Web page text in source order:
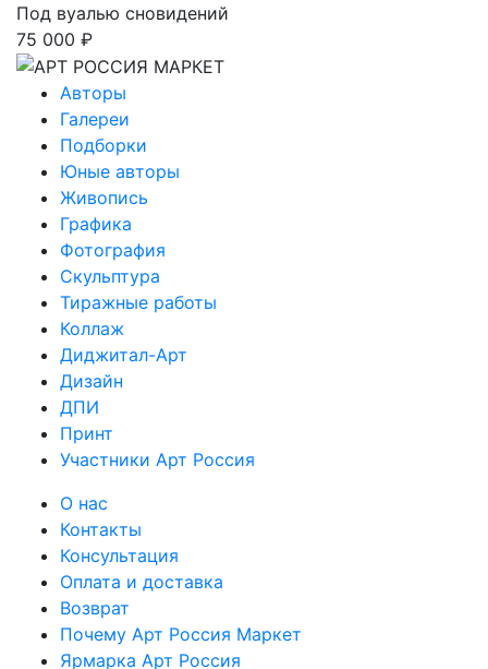
Под вуалью сновидений
75 000 ₽
Авторы
Галереи
Подборки
Юные авторы
Живопись
Графика
Фотография
Скульптура
Тиражные работы
Коллаж
Диджитал-Арт
Дизайн
ДПИ
Принт
Участники Арт Россия
О нас
Контакты
Консультация
Оплата и доставка
Возврат
Почему Арт Россия Маркет
Ярмарка Арт Россия